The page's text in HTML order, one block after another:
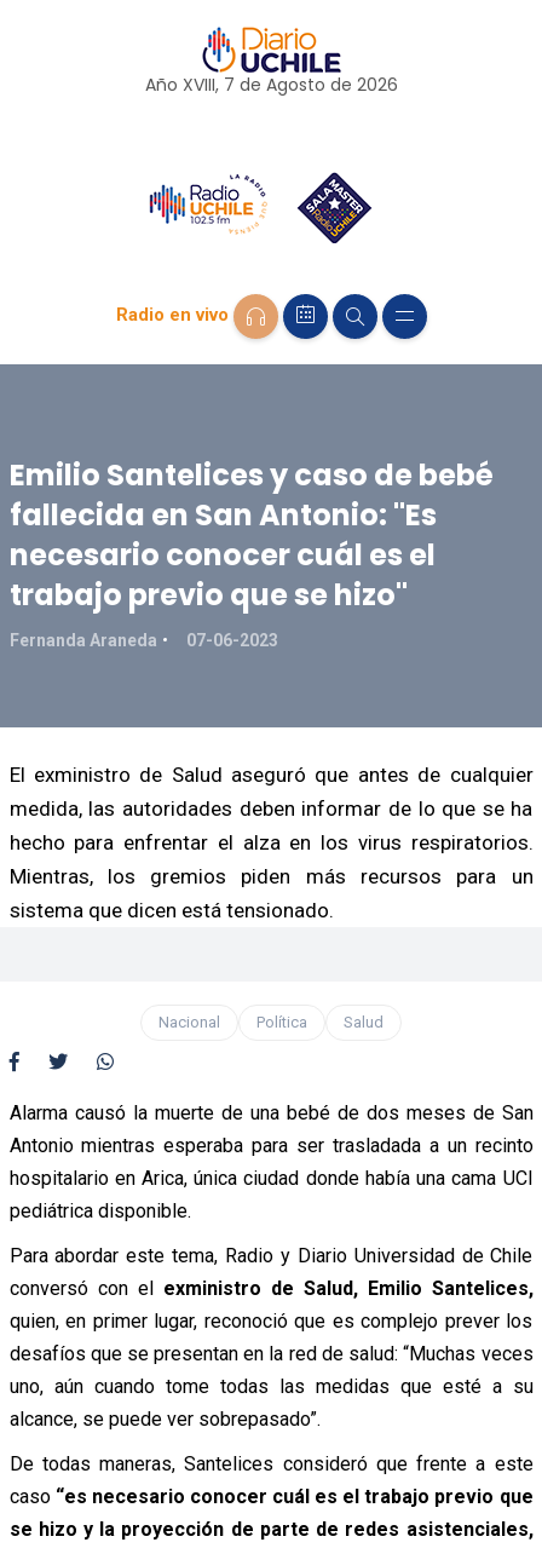
Año XVIII, 7 de Agosto de 2026
Radio en vivo
Emilio Santelices y caso de bebé
fallecida en San Antonio: "Es
necesario conocer cuál es el
trabajo previo que se hizo"
Fernanda Araneda 07-06-2023
El exministro de Salud aseguró que antes de cualquier
medida, las autoridades deben informar de lo que se ha
hecho para enfrentar el alza en los virus respiratorios.
Mientras, los gremios piden más recursos para un
sistema que dicen está tensionado.
Nacional Política Salud
Alarma causó la muerte de una bebé de dos meses de San
Antonio mientras esperaba para ser trasladada a un recinto
hospitalario en Arica, única ciudad donde había una cama UCI
pediátrica disponible.
Para abordar este tema, Radio y Diario Universidad de Chile
conversó con el exministro de Salud, Emilio Santelices,
quien, en primer lugar, reconoció que es complejo prever los
desafíos que se presentan en la red de salud: “Muchas veces
uno, aún cuando tome todas las medidas que esté a su
alcance, se puede ver sobrepasado”.
De todas maneras, Santelices consideró que frente a este
caso “es necesario conocer cuál es el trabajo previo que
se hizo y la proyección de parte de redes asistenciales,